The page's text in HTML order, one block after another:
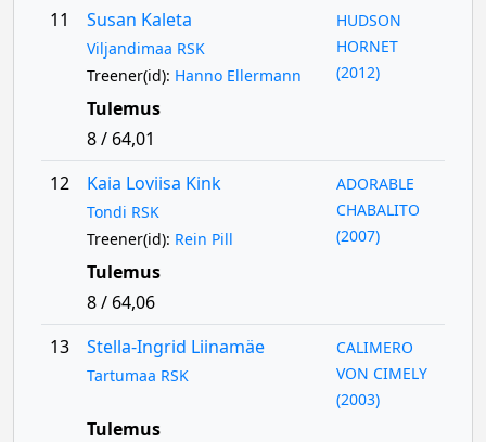
11
Susan Kaleta
Viljandimaa RSK
Treener(id): Hanno Ellermann
HUDSON
HORNET
(2012)
Tulemus
8 / 64,01
12
Kaia Loviisa Kink
Tondi RSK
Treener(id): Rein Pill
ADORABLE
CHABALITO
(2007)
Tulemus
8 / 64,06
13
Stella-Ingrid Liinamäe
Tartumaa RSK
CALIMERO
VON CIMELY
(2003)
Tulemus